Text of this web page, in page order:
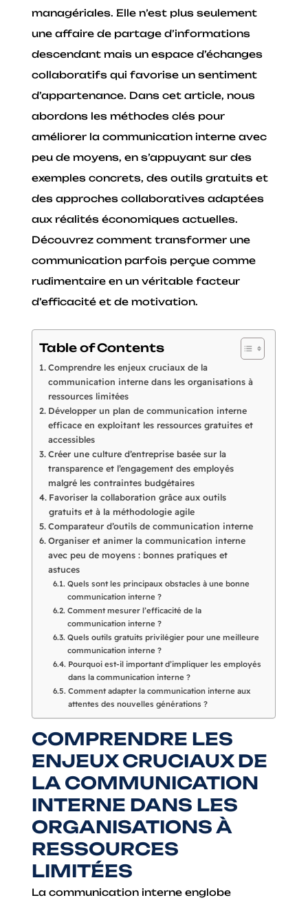
managériales. Elle n’est plus seulement
une affaire de partage d’informations
descendant mais un espace d’échanges
collaboratifs qui favorise un sentiment
d’appartenance. Dans cet article, nous
abordons les méthodes clés pour
améliorer la communication interne avec
peu de moyens, en s’appuyant sur des
exemples concrets, des outils gratuits et
des approches collaboratives adaptées
aux réalités économiques actuelles.
Découvrez comment transformer une
communication parfois perçue comme
rudimentaire en un véritable facteur
d’efficacité et de motivation.
Table of Contents
Comprendre les enjeux cruciaux de la
communication interne dans les organisations à
ressources limitées
Développer un plan de communication interne
efficace en exploitant les ressources gratuites et
accessibles
Créer une culture d’entreprise basée sur la
transparence et l’engagement des employés
malgré les contraintes budgétaires
Favoriser la collaboration grâce aux outils
gratuits et à la méthodologie agile
Comparateur d’outils de communication interne
Organiser et animer la communication interne
avec peu de moyens : bonnes pratiques et
astuces
Quels sont les principaux obstacles à une bonne
communication interne ?
Comment mesurer l’efficacité de la
communication interne ?
Quels outils gratuits privilégier pour une meilleure
communication interne ?
Pourquoi est-il important d’impliquer les employés
dans la communication interne ?
Comment adapter la communication interne aux
attentes des nouvelles générations ?
COMPRENDRE LES
ENJEUX CRUCIAUX DE
LA COMMUNICATION
INTERNE DANS LES
ORGANISATIONS À
RESSOURCES
LIMITÉES
La communication interne englobe